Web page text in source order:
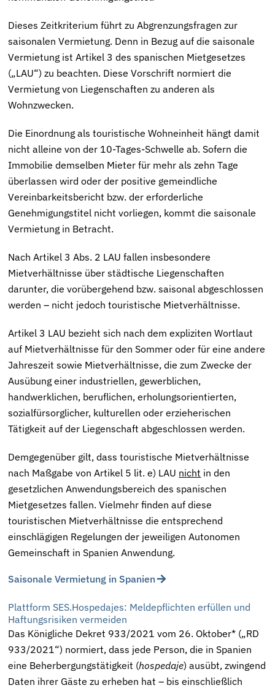
Dieses Zeitkriterium führt zu Abgrenzungsfragen zur
saisonalen Vermietung. Denn in Bezug auf die saisonale
Vermietung ist Artikel 3 des spanischen Mietgesetzes
(„LAU“) zu beachten. Diese Vorschrift normiert die
Vermietung von Liegenschaften zu anderen als
Wohnzwecken.
Die Einordnung als touristische Wohneinheit hängt damit
nicht alleine von der 10-Tages-Schwelle ab. Sofern die
Immobilie demselben Mieter für mehr als zehn Tage
überlassen wird oder der positive gemeindliche
Vereinbarkeitsbericht bzw. der erforderliche
Genehmigungstitel nicht vorliegen, kommt die saisonale
Vermietung in Betracht.
Nach Artikel 3 Abs. 2 LAU fallen insbesondere
Mietverhältnisse über städtische Liegenschaften
darunter, die vorübergehend bzw. saisonal abgeschlossen
werden – nicht jedoch touristische Mietverhältnisse.
Artikel 3 LAU bezieht sich nach dem expliziten Wortlaut
auf Mietverhältnisse für den Sommer oder für eine andere
Jahreszeit sowie Mietverhältnisse, die zum Zwecke der
Ausübung einer industriellen, gewerblichen,
handwerklichen, beruflichen, erholungsorientierten,
sozialfürsorglicher, kulturellen oder erzieherischen
Tätigkeit auf der Liegenschaft abgeschlossen werden.
Demgegenüber gilt, dass touristische Mietverhältnisse
nach Maßgabe von Artikel 5 lit. e) LAU nicht in den
gesetzlichen Anwendungsbereich des spanischen
Mietgesetzes fallen. Vielmehrfinden auf diese
touristischen Mietverhältnisse die entsprechend
einschlägigen Regelungen der jeweiligen Autonomen
Gemeinschaft in Spanien Anwendung.
Saisonale Vermietung in Spanien
Plattform SES.Hospedajes: Meldepflichten erfüllen und
Haftungsrisiken vermeiden
Das Königliche Dekret 933/2021 vom 26. Oktober* („RD
933/2021“) normiert, dass jede Person, die in Spanien
eine Beherbergungstätigkeit (hospedaje) ausübt, zwingend
Daten ihrer Gäste zu erheben hat – bis einschließlich